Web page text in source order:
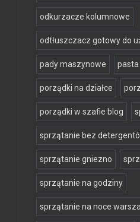
odkurzacze kolumnowe
odtłuszczacz gotowy do
pady maszynowe
porządki na działce
porządki w szafie blog
sprzątanie bez
sprzątanie gniezno
sprzątanie na godziny
sprzątanie na noce